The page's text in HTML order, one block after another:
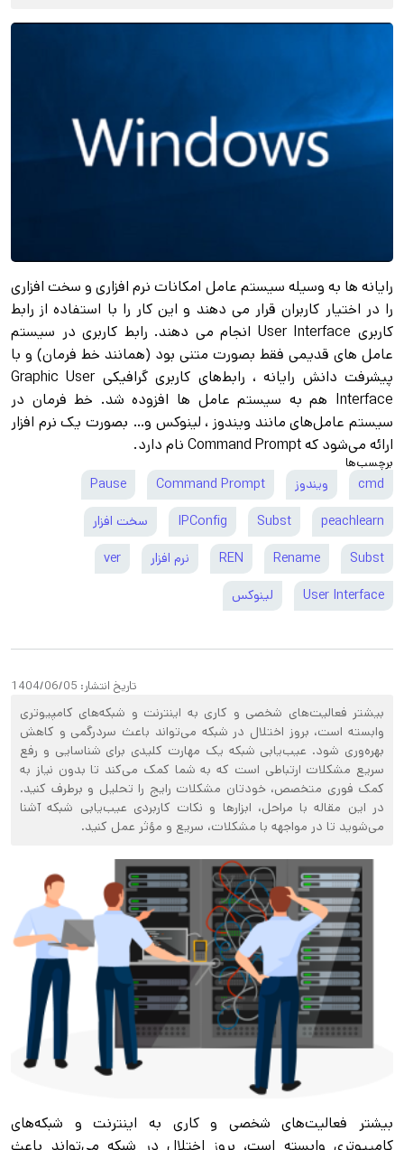
رایانه‌ ها به وسیله سیستم عامل امکانات نرم افزاری و سخت افزاری
را در اختیار کاربران قرار می‌ دهند و این کار را با استفاده از رابط
کاربری User Interface انجام می‌ دهند. رابط کاربری در سیستم
عامل‌ های قدیمی فقط بصورت متنی بود (همانند خط فرمان) و با
پیشرفت دانش رایانه ، رابط‌های کاربری گرافیکی Graphic User
Interface هم به سیستم عامل‌ ها افزوده شد. خط فرمان در
سیستم عامل‌های مانند ویندوز ، لینوکس و… بصورت یک نرم افزار
ارائه می‌شود که Command Prompt نام دارد.
برچسب‌ها
cmd ویندوز Command Prompt
Pause
peachlearn
Subst
IPConfig سخت افزار
Subst
Rename
REN نرم افزار ver
User Interface لینوکس
تاریخ انتشار: 1404/06/05
بیشتر فعالیت‌های شخصی و کاری به اینترنت و شبکه‌های کامپیوتری
وابسته است، بروز اختلال در شبکه می‌تواند باعث سردرگمی و کاهش
بهره‌وری شود. عیب‌یابی شبکه یک مهارت کلیدی برای شناسایی و رفع
سریع مشکلات ارتباطی است که به شما کمک می‌کند تا بدون نیاز به
کمک فوری متخصص، خودتان مشکلات رایج را تحلیل و برطرف کنید.
در این مقاله با مراحل، ابزارها و نکات کاربردی عیب‌یابی شبکه آشنا
می‌شوید تا در مواجهه با مشکلات، سریع و مؤثر عمل کنید.
بیشتر فعالیت‌های شخصی و کاری به اینترنت و شبکه‌های
کامپیوتری وابسته است، بروز اختلال در شبکه می‌تواند باعث